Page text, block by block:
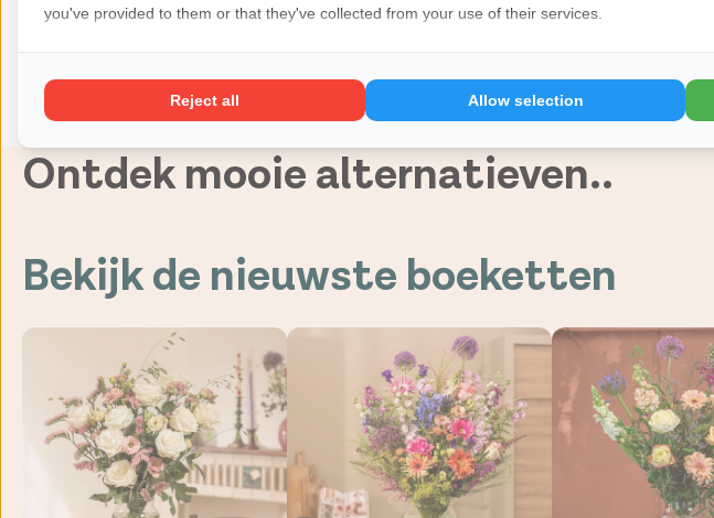
Ontdek mooie alternatieven..
Bekijk de nieuwste boeketten
you've provided to them or that they've collected from your use of their services.
Reject all Allow selection